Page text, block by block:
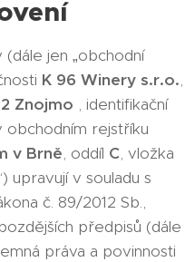
jen „obchodní
K 96 Winery s.r.o.,
Znojmo , identifikační
obchodním rejstříku
v Brně, oddíl C, vložka
upravují v souladu s
č. 89/2012 Sb.,
předpisů (dále
práva a povinnosti